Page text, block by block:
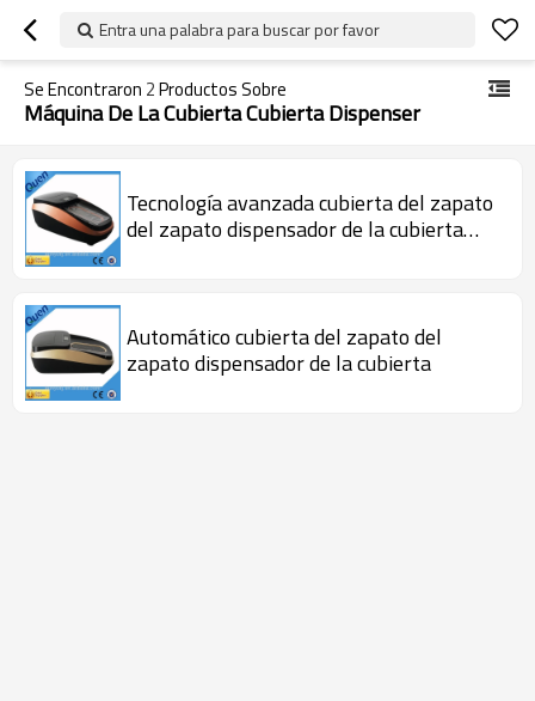
Entra una palabra para buscar por favor
Se Encontraron 2Productos Sobre
Máquina De La Cubierta Cubierta Dispenser
Tecnología avanzada cubierta del zapato
del zapato dispensador de la cubierta
Automático cubierta del zapato del
zapato dispensador de la cubierta